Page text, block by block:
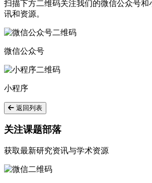
扫描下方二维码关注我们的微信公众号和
讯和资源。
微信公众号
小程序
返回列表
关注课题部落
获取最新研究资讯与学术资源